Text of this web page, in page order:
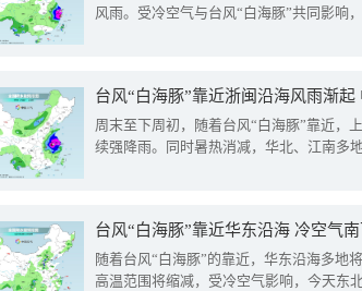
风雨。受冷空气与台风“白海豚”共同影响
台风“白海豚”靠近浙闽沿海风雨渐
周末至下周初，随着台风“白海豚”靠近，
续强降雨。同时暑热消减，华北、江南多
台风“白海豚”靠近华东沿海 冷空气
随着台风“白海豚”的靠近，华东沿海多地
高温范围将缩减，受冷空气影响，今天东